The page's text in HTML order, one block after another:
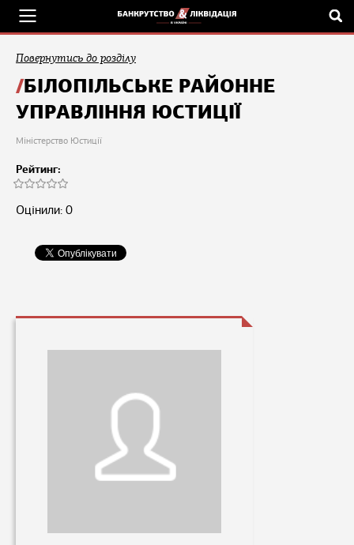
Повернутись до розділу
БІЛОПІЛЬСЬКЕ РАЙОННЕ
УПРАВЛІННЯ ЮСТИЦІЇ
Міністерство Юстиції
Рейтинг:
Оцінили: 0